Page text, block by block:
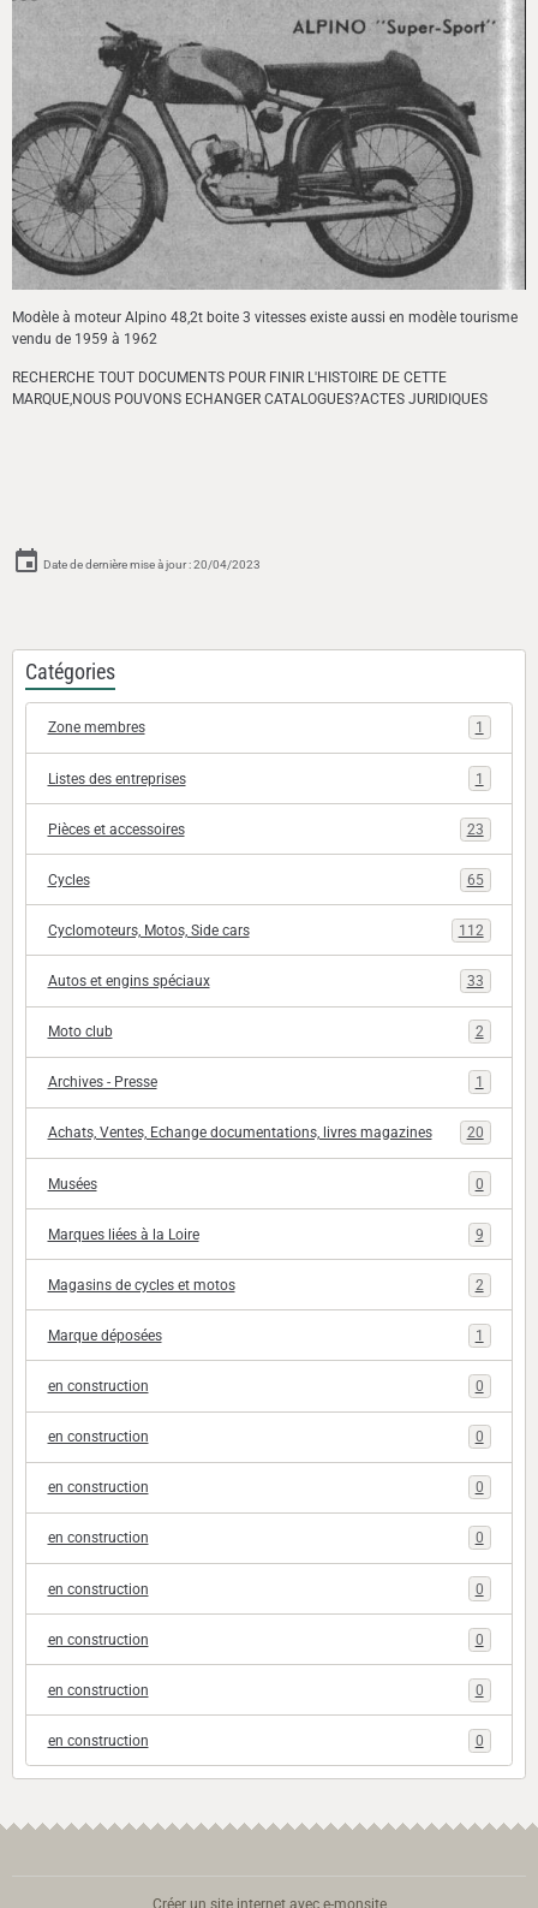
Modèle à moteur Alpino 48,2t boite 3 vitesses existe aussi en modèle tourisme
vendu de 1959 à 1962
RECHERCHE TOUT DOCUMENTS POUR FINIR L'HISTOIRE DE CETTE
MARQUE,NOUS POUVONS ECHANGER CATALOGUES?ACTES JURIDIQUES
Date de dernière mise à jour : 20/04/2023
Catégories
Zone membres 1
Listes des entreprises 1
Pièces et accessoires 23
Cycles 65
Cyclomoteurs, Motos, Side cars 112
Autos et engins spéciaux 33
Moto club 2
Archives - Presse 1
Achats, Ventes, Echange documentations, livres magazines 20
Musées 0
Marques liées à la Loire 9
Magasins de cycles et motos 2
Marque déposées 1
en construction 0
en construction 0
en construction 0
en construction 0
en construction 0
en construction 0
en construction 0
en construction 0